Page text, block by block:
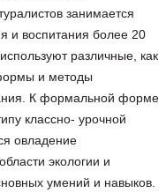
занимается
и воспитания более 20
различные, как
и методы
К формальной форме
классно- урочной
овладение
экологии и
умений и навыков.